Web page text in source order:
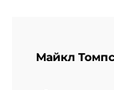
Майкл